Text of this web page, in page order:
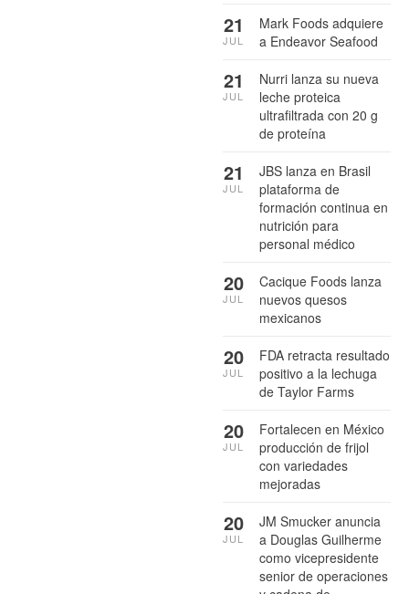
Mark Foods adquiere
a Endeavor Seafood
21
JUL
Nurri lanza su nueva
leche proteica
ultrafiltrada con 20 g
de proteína
21
JUL
JBS lanza en Brasil
plataforma de
formación continua en
nutrición para
personal médico
21
JUL
Cacique Foods lanza
nuevos quesos
mexicanos
20
JUL
FDA retracta resultado
positivo a la lechuga
de Taylor Farms
20
JUL
Fortalecen en México
producción de frijol
con variedades
mejoradas
20
JUL
JM Smucker anuncia
a Douglas Guilherme
como vicepresidente
senior de operaciones
20
JUL